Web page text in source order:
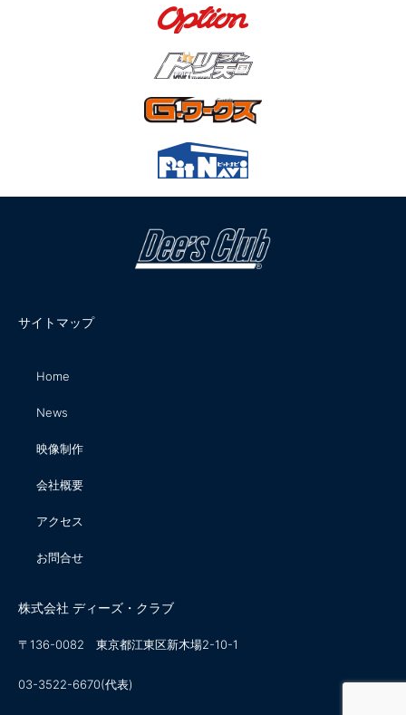
サイトマップ
Home
News
映像制作
会社概要
アクセス
お問合せ
株式会社 ディーズ・クラブ
〒136-0082 東京都江東区新木場2-10-1
03-3522-6670(代表)